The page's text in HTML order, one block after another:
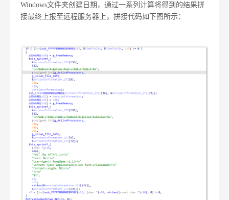
Windows文件夹创建日期，通过一系列计算将得到的结果拼
接最终上报至远程服务器上，拼接代码如下图所示：